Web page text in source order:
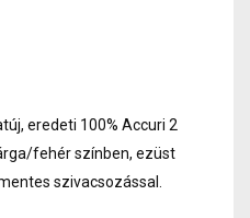
eredeti 100% Accuri 2
fehér színben, ezüst
szivacsozással.